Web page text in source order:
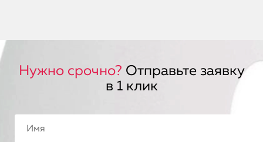
Нужно срочно? Отправьте заявку
в 1 клик